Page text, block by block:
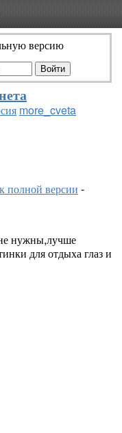
версию
more_cveta
к полной версии -
нужны,лучше
для отдыха глаз и